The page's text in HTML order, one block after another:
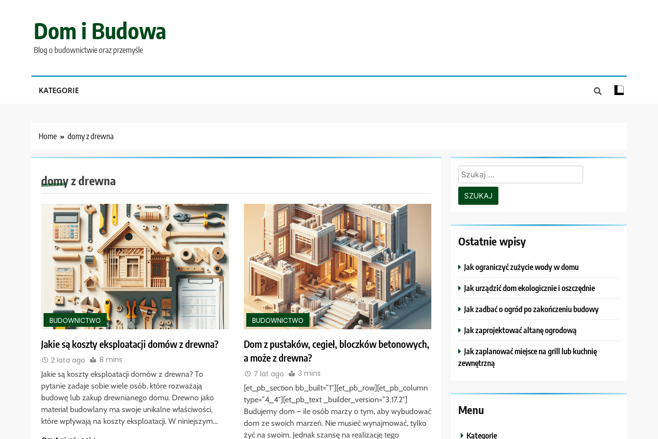
Dom i Budowa
Blog o budownictwie oraz przemyśle
KATEGORIE
Home domy z drewna
domy z drewna
BUDOWNICTWO
Jakie są koszty eksploatacji domów z drewna?
2 lata ago 8 mins
Jakie są koszty eksploatacji domów z drewna? To
pytanie zadaje sobie wiele osób, które rozważają
budowę lub zakup drewnianego domu. Drewno jako
materiał budowlany ma swoje unikalne właściwości,
które wpływają na koszty eksploatacji. W niniejszym…
BUDOWNICTWO
Dom z pustaków, cegieł, bloczków betonowych,
a może z drewna?
7 lat ago 3 mins
[et_pb_section bb_built=”1″][et_pb_row][et_pb_column
type=”4_4″][et_pb_text _builder_version=”3.17.2″]
Budujemy dom – ile osób marzy o tym, aby wybudować
dom ze swoich marzeń. Nie musieć wynajmować, tylko
żyć na swoim. Jednak szansę na realizację tego
Szukaj:
Ostatnie wpisy
Jak ograniczyć zużycie wody w domu
Jak urządzić dom ekologicznie i oszczędnie
Jak zadbać o ogród po zakończeniu budowy
Jak zaprojektować altanę ogrodową
Jak zaplanować miejsce na grill lub kuchnię
zewnętrzną
Menu
Kategorie